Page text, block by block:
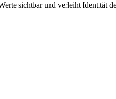
sichtbar und verleiht Identität